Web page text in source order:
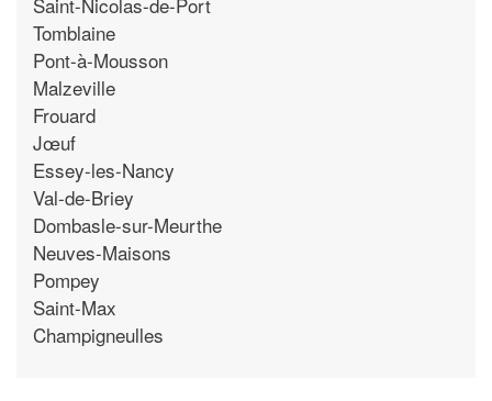
Tomblaine
Pont-à-Mousson
Malzeville
Frouard
Jœuf
Essey-les-Nancy
Val-de-Briey
Dombasle-sur-Meurthe
Neuves-Maisons
Pompey
Saint-Max
Champigneulles